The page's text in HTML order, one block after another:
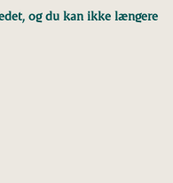
og du kan ikke længere